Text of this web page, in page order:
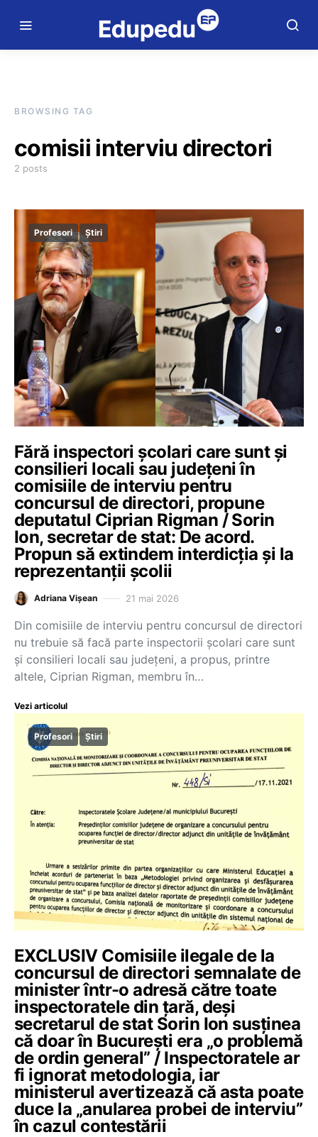
BROWSING TAG
comisii interviu directori
2 posts
Profesori Știri
Fără inspectori școlari care sunt și
consilieri locali sau județeni în
comisiile de interviu pentru
concursul de directori, propune
deputatul Ciprian Rigman / Sorin
Ion, secretar de stat: De acord.
Propun să extindem interdicția și la
reprezentanții școlii
Adriana Vișean 21 mai 2026
Din comisiile de interviu pentru concursul de directori
nu trebuie să facă parte inspectorii școlari care sunt
și consilieri locali sau județeni, a propus, printre
altele, Ciprian Rigman, membru în…
Vezi articolul
Profesori Știri
EXCLUSIV Comisiile ilegale de la
concursul de directori semnalate de
minister într-o adresă către toate
inspectoratele din țară, deși
secretarul de stat Sorin Ion susținea
că doar în București era „o problemă
de ordin general” / Inspectoratele ar
fi ignorat metodologia, iar
ministerul avertizează că asta poate
duce la „anularea probei de interviu”
în cazul contestării